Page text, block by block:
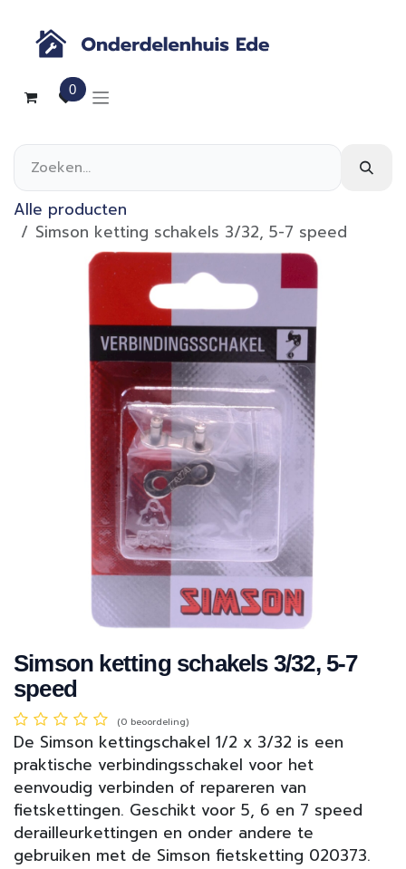
0
Alle producten
Simson ketting schakels 3/32, 5-7 speed
Simson ketting schakels 3/32, 5-7
speed
(0 beoordeling)
De Simson kettingschakel 1/2 x 3/32 is een
praktische verbindingsschakel voor het
eenvoudig verbinden of repareren van
fietskettingen. Geschikt voor 5, 6 en 7 speed
derailleurkettingen en onder andere te
gebruiken met de Simson fietsketting 020373.